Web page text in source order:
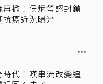
掀！侯炳瑩認封鎖
癌近況曝光
代！嘆串流改變追